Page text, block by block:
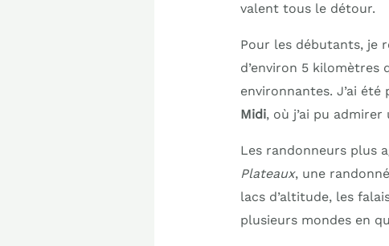
valent tous le détour.
Pour les débutants, je
d’environ 5
environnantes. J’ai
Midi, où j’ai pu
Les randonneurs plus
Plateaux, une
lacs d’altitude, les
plusieurs mondes en